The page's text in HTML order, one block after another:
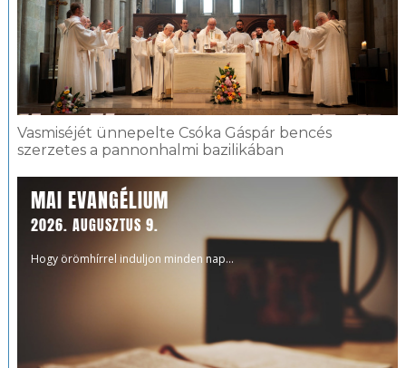
Vasmiséjét ünnepelte Csóka Gáspár bencés
szerzetes a pannonhalmi bazilikában
MAI EVANGÉLIUM
2026. AUGUSZTUS 9.
Hogy örömhírrel induljon minden nap...